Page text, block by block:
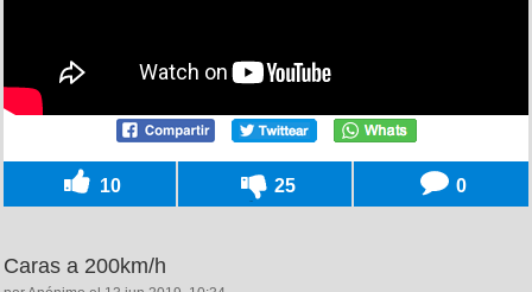
10 25 0
Caras a 200km/h